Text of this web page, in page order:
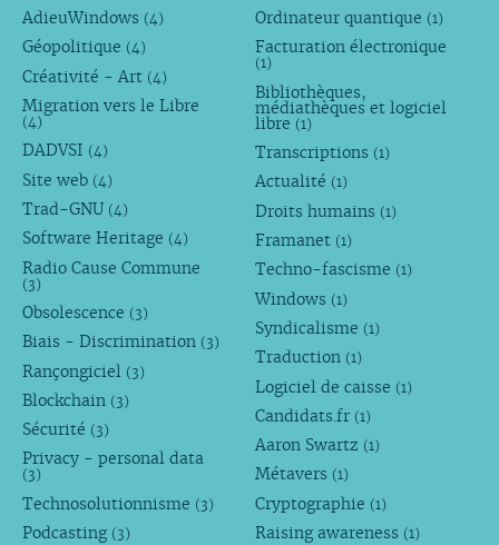
AdieuWindows (4)
Géopolitique (4)
Créativité - Art (4)
Migration vers le Libre
(4)
DADVSI (4)
Site web (4)
Trad-GNU (4)
Software Heritage (4)
Radio Cause Commune
(3)
Obsolescence (3)
Biais - Discrimination (3)
Rançongiciel (3)
Blockchain (3)
Sécurité (3)
Privacy - personal data
(3)
Technosolutionnisme (3)
Podcasting (3)
Ordinateur quantique (1)
Facturation électronique
(1)
Bibliothèques,
médiathèques et logiciel
libre (1)
Transcriptions (1)
Actualité (1)
Droits humains (1)
Framanet (1)
Techno-fascisme (1)
Windows (1)
Syndicalisme (1)
Traduction (1)
Logiciel de caisse (1)
Candidats.fr (1)
Aaron Swartz (1)
Métavers (1)
Cryptographie (1)
Raising awareness (1)